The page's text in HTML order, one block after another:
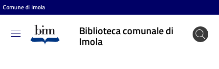
Vai al contenuto
Vai alla navigazione
Vai al footer
Comune di Imola
Biblioteca comunale di
Imola
Biblioteca
comunale